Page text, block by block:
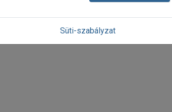
Süti-szabályzat